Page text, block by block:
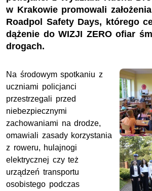
w Krakowie promowali
Roadpol Safety Days, którego
dążenie do WIZJI ZERO ofiar
drogach.
Na środowym spotkaniu z
uczniami policjanci
przestrzegali przed
niebezpiecznymi
zachowaniami na drodze,
omawiali zasady korzystania
z roweru, hulajnogi
elektrycznej czy też
urządzeń transportu
osobistego podczas